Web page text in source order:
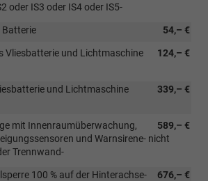
oder IS3 oder IS4 oder IS5-
54,– €
124,– €
Vliesbatterie und Lichtmaschine
339,– €
und Lichtmaschine
589,– €
mit Innenraumüberwachung,
und Warnsirene- nicht
Trennwand-
676,– €
100 % auf der Hinterachse-